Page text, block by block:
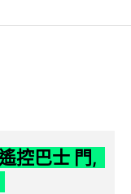
控巴士 門,